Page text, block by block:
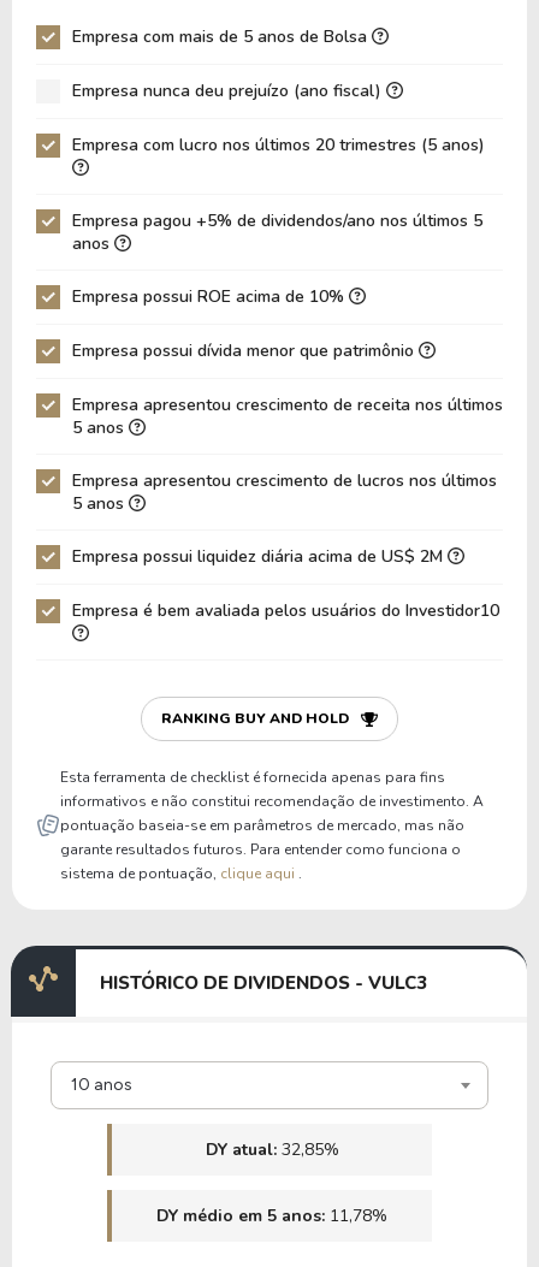
ROE
35,06%
ROIC
9,51%
ROA
22,50%
30,04%
Dívida Líquida / Ebitda
Dívida Líquida / Ebit
0,86
1,03
Patrimônio / Ativos
0,64
Passivos / Ativos
0,36
CAGR Receitas 5 anos
CAGR Lucros 5 anos
105,82% 105,82%
Empresa com mais de 5 anos de Bolsa
Empresa nunca deu prejuízo (ano fiscal)
Empresa com lucro nos últimos 20 trimestres (5 anos)
Empresa pagou +5% de dividendos/ano nos últimos 5
anos
Empresa possui ROE acima de 10%
Empresa possui dívida menor que patrimônio
Empresa apresentou crescimento de receita nos últimos
5 anos
Empresa apresentou crescimento de lucros nos últimos
5 anos
Empresa possui liquidez diária acima de US$ 2M
Empresa é bem avaliada pelos usuários do Investidor10
RANKING BUY AND HOLD
Esta ferramenta de checklist é fornecida apenas para fins
informativos e não constitui recomendação de investimento. A
pontuação baseia-se em parâmetros de mercado, mas não
garante resultados futuros. Para entender como funciona o
sistema de pontuação, clique aqui .
HISTÓRICO DE DIVIDENDOS - VULC3
10 anos
DY atual: 32,85%
DY médio em 5 anos: 11,78%